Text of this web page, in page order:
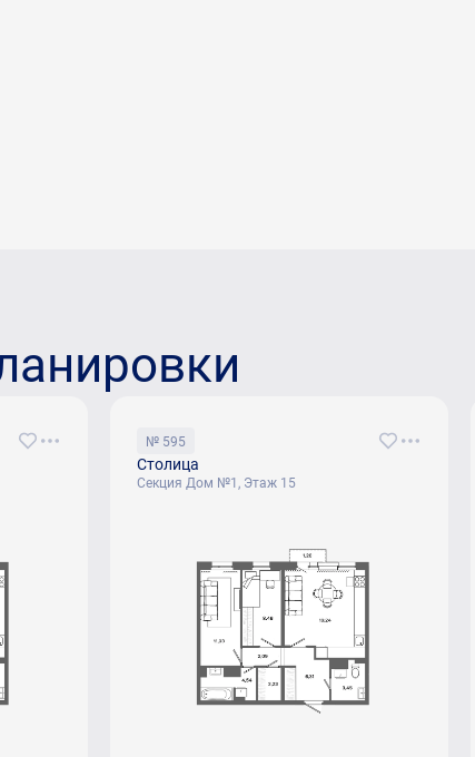
№ 595
Столица
Секция Дом №1, Этаж 15